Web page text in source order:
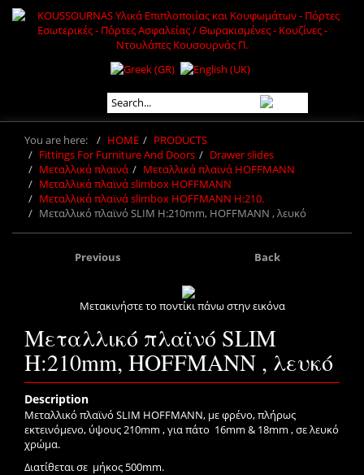
You are here: HOME
PRODUCTS
Fittings For Furniture And Doors
Drawer slides
Μεταλλικά πλαϊνά
Μεταλλικά πλαϊνά HOFFMANN
Μεταλλικά πλαϊνά slimbox HOFFMANN
Μεταλλικά πλαϊνά slimbox HOFFMANN H:210.
Μεταλλικό πλαϊνό SLIM H:210mm, HOFFMANN , λευκό
Previous Back
Μετακινήστε το ποντίκι πάνω στην εικόνα
Μεταλλικό πλαϊνό SLIM
H:210mm, HOFFMANN , λευκό
Description
Μεταλλικό πλαϊνό SLIM HOFFMANN, με φρένο, πλήρως
εκτεινόμενο, ύψους 210mm , για πάτο 16mm & 18mm , σε λευκό
χρώμα.
Διατίθεται σε μήκος 500mm.